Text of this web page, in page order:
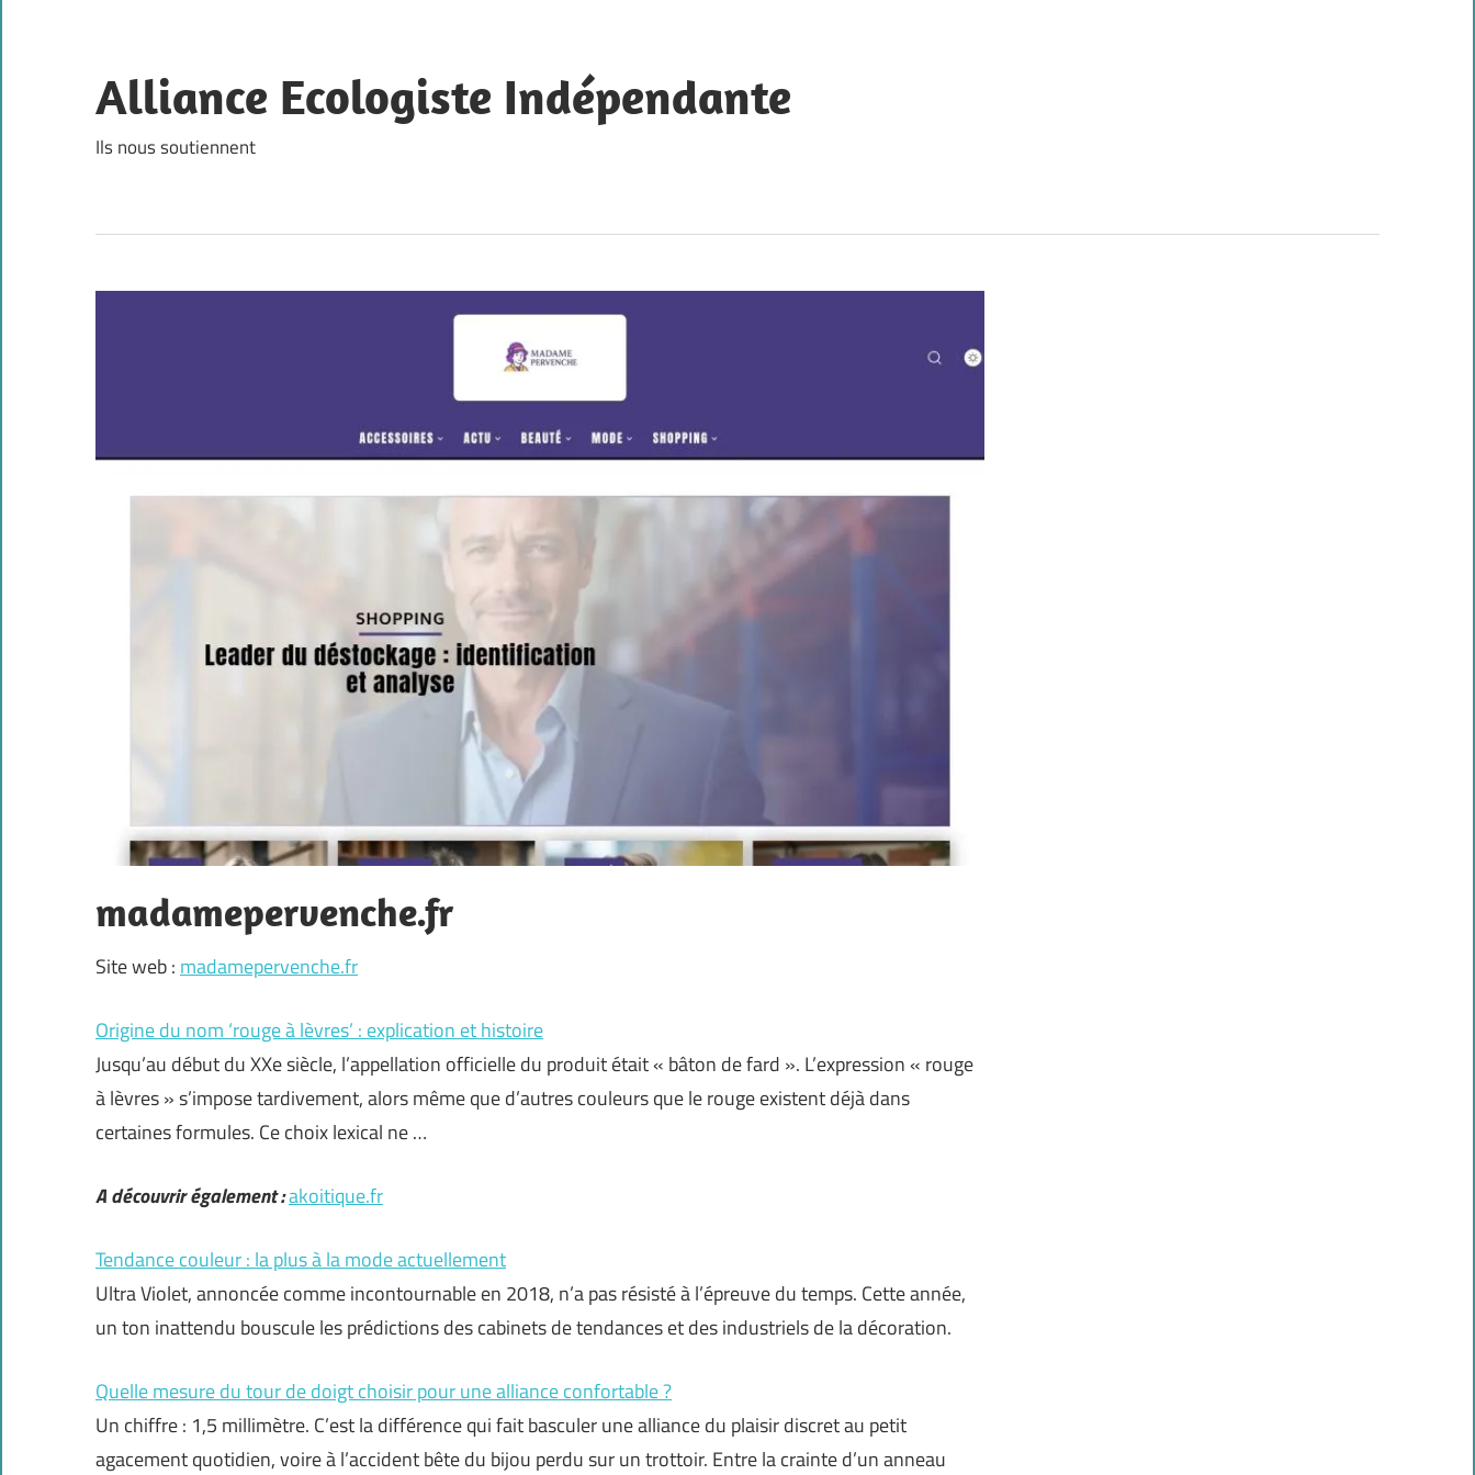
content
Alliance Ecologiste Indépendante
Ils nous soutiennent
madamepervenche.fr
Site web : madamepervenche.fr
Origine du nom ‘rouge à lèvres’ : explication et histoire
Jusqu’au début du XXe siècle, l’appellation officielle du produit était « bâton de fard ». L’expression « rouge
à lèvres » s’impose tardivement, alors même que d’autres couleurs que le rouge existent déjà dans
certaines formules. Ce choix lexical ne …
A découvrir également :akoitique.fr
Tendance couleur : la plus à la mode actuellement
Ultra Violet, annoncée comme incontournable en 2018, n’a pas résisté à l’épreuve du temps. Cette année,
un ton inattendu bouscule les prédictions des cabinets de tendances et des industriels de la décoration.
Quelle mesure du tour de doigt choisir pour une alliance confortable ?
Un chiffre : 1,5 millimètre. C’est la différence qui fait basculer une alliance du plaisir discret au petit
agacement quotidien, voire à l’accident bête du bijou perdu sur un trottoir. Entre la crainte d’un anneau